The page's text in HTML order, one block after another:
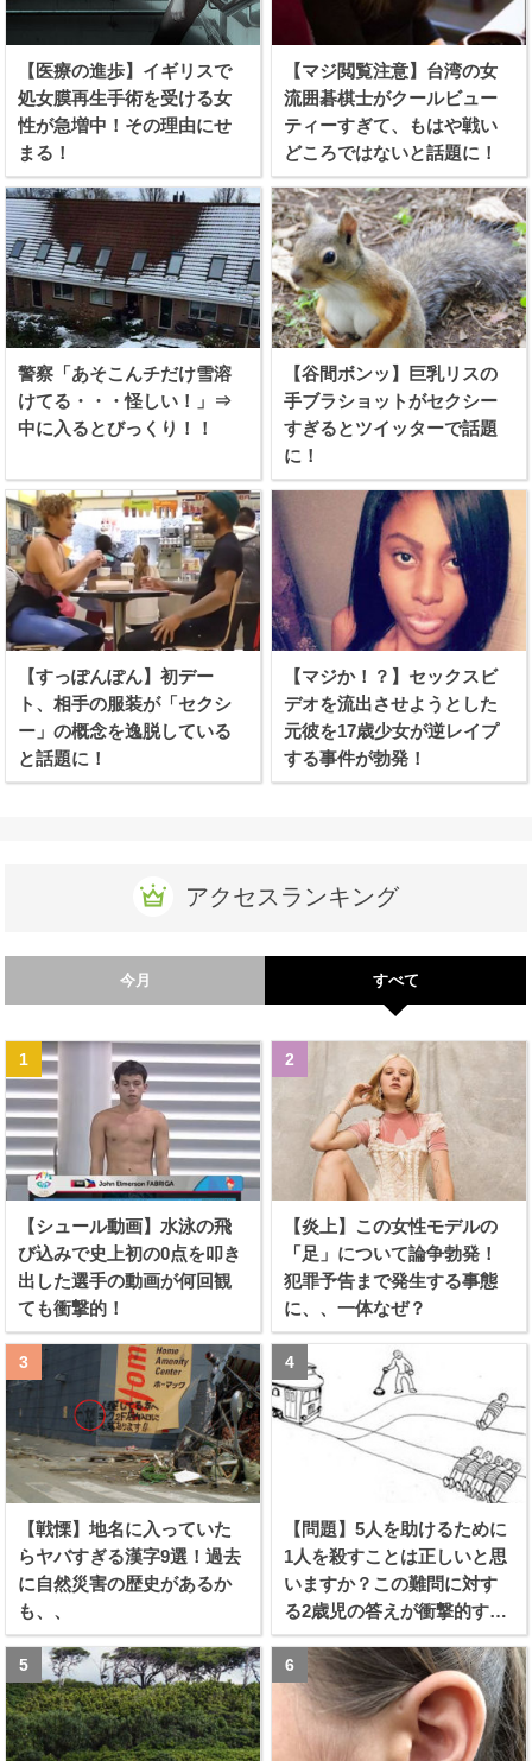
【医療の進歩】イギリスで
処女膜再生手術を受ける女
性が急増中！その理由にせ
まる！
【マジ閲覧注意】台湾の女
流囲碁棋士がクールビュー
ティーすぎて、もはや戦い
どころではないと話題に！
警察「あそこんチだけ雪溶
けてる・・・怪しい！」⇒
中に入るとびっくり！！
【谷間ボンッ】巨乳リスの
手ブラショットがセクシー
すぎるとツイッターで話題
に！
【すっぽんぽん】初デー
ト、相手の服装が「セクシ
ー」の概念を逸脱している
と話題に！
【マジか！？】セックスビ
デオを流出させようとした
元彼を17歳少女が逆レイプ
する事件が勃発！
アクセスランキング
今月 すべて
【シュール動画】水泳の飛
び込みで史上初の0点を叩き
出した選手の動画が何回観
ても衝撃的！
【炎上】この女性モデルの
「足」について論争勃発！
犯罪予告まで発生する事態
に、、一体なぜ？
【戦慄】地名に入っていた
らヤバすぎる漢字9選！過去
に自然災害の歴史があるか
も、、
【問題】5人を助けるために
1人を殺すことは正しいと思
いますか？この難問に対す
る2歳児の答えが衝撃的すぎ
る！！